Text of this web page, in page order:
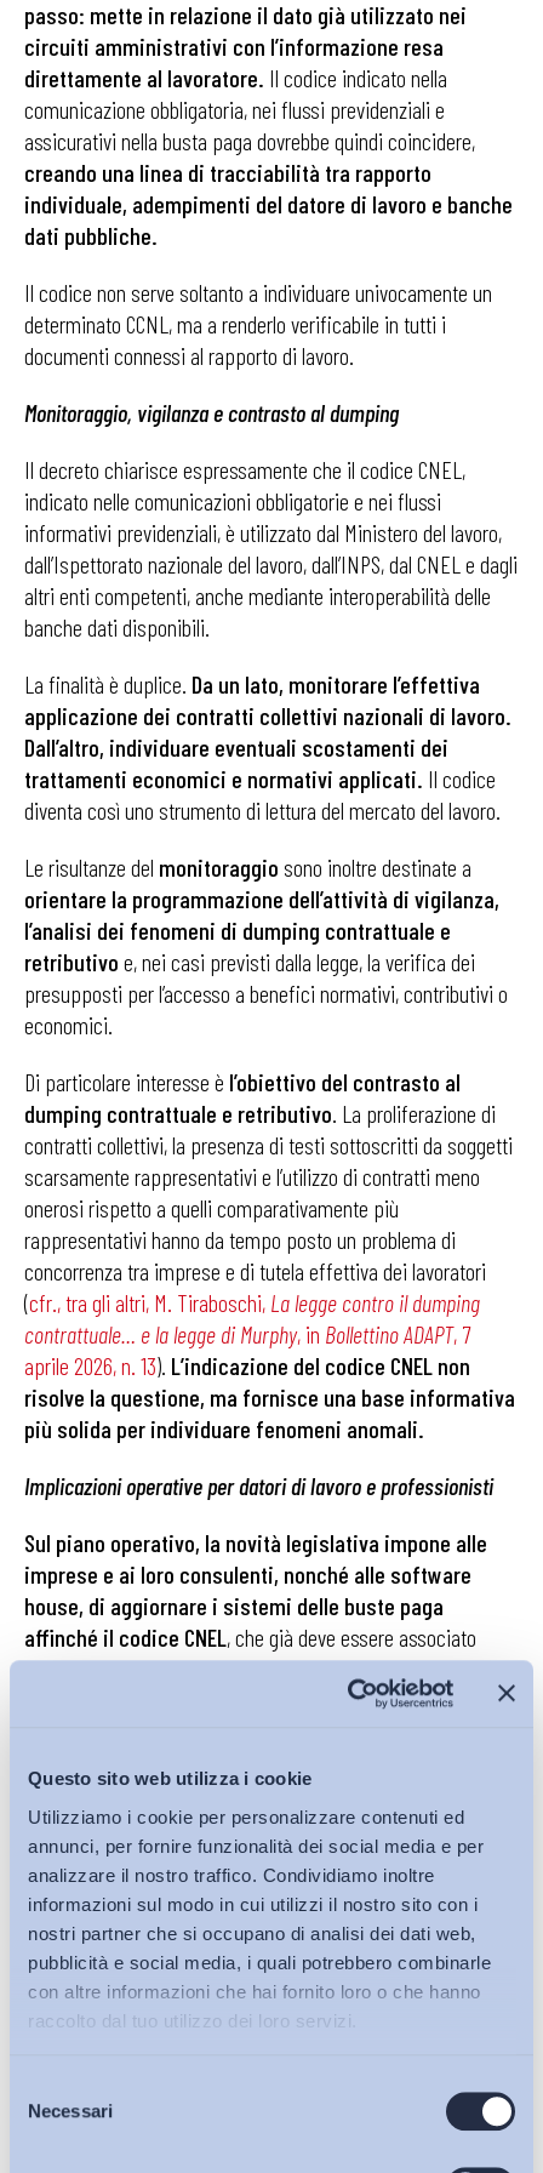
Questo sito web utilizza i cookie
Utilizziamo i cookie per personalizzare contenuti ed
annunci, per fornire funzionalità dei social media e per
analizzare il nostro traffico. Condividiamo inoltre
informazioni sul modo in cui utilizzi il nostro sito con i
nostri partner che si occupano di analisi dei dati web,
pubblicità e social media, i quali potrebbero combinarle
con altre informazioni che hai fornito loro o che hanno
raccolto dal tuo utilizzo dei loro servizi.
delNecessariBollettini ADAPT
passo: mette in relazione il dato già utilizzato nei
circuiti amministrativi con l’informazione resa
direttamente al lavoratore. Il codice indicato nella
comunicazione obbligatoria, nei flussi previdenziali e
assicurativi nella busta paga dovrebbe quindi coincidere,
creando una linea di tracciabilità tra rapporto
individuale, adempimenti del datore di lavoro e banche
dati pubbliche.
Il codice non serve soltanto a individuare univocamente un
determinato CCNL, ma a renderlo verificabile in tutti i
documenti connessi al rapporto di lavoro.
Monitoraggio, vigilanza e contrasto al dumping
Il decreto chiarisce espressamente che il codice CNEL,
indicato nelle comunicazioni obbligatorie e nei flussi
informativi previdenziali, è utilizzato dal Ministero del lavoro,
dall’Ispettorato nazionale del lavoro, dall’INPS, dal CNEL e dagli
altri enti competenti, anche mediante interoperabilità delle
banche dati disponibili.
La finalità è duplice. Da un lato, monitorare l’effettiva
applicazione dei contratti collettivi nazionali di lavoro.
Dall’altro, individuare eventuali scostamenti dei
trattamenti economici e normativi applicati. Il codice
diventa così uno strumento di lettura del mercato del lavoro.
Le risultanze del monitoraggio sono inoltre destinate a
orientare la programmazione dell’attività di vigilanza,
l’analisi dei fenomeni di dumping contrattuale e
retributivo e, nei casi previsti dalla legge, la verifica dei
presupposti per l’accesso a benefici normativi, contributivi o
economici.
Di particolare interesse è l’obiettivo del contrasto al
dumping contrattuale e retributivo. La proliferazione di
contratti collettivi, la presenza di testi sottoscritti da soggetti
scarsamente rappresentativi e l’utilizzo di contratti meno
onerosi rispetto a quelli comparativamente più
rappresentativi hanno da tempo posto un problema di
concorrenza tra imprese e di tutela effettiva dei lavoratori
(cfr., tra gli altri, M. Tiraboschi, La legge contro il dumping
contrattuale… e la legge di Murphy, in Bollettino ADAPT, 7
aprile 2026, n. 13). L’indicazione del codice CNEL non
risolve la questione, ma fornisce una base informativa
più solida per individuare fenomeni anomali.
Implicazioni operative per datori di lavoro e professionisti
Sul piano operativo, la novità legislativa impone alle
imprese e ai loro consulenti, nonché alle software
house, di aggiornare i sistemi delle buste paga
affinché il codice CNEL, che già deve essere associato
all’azienda nelle comunicazioni obbligatorie e nei flussi
compaia anche sulle buste paga dei
individuali di lavoro dei nuovi assunti.
Il primo profilo da presidiare è l’allineamento tra le
diverse sedi informative. Il CCNL indicato al lavoratore,
quello riportato nel cedolino, quello comunicato agli enti e
quello utilizzato nei flussi previdenziali devono essere
identificati mediante il medesimo codice. Eventuali
disallineamenti, anche se originati da errori gestionali o da
Sul piano sanzionatorio, la mancata o errata indicazione del
codice CNEL rileva secondo i regimi già previsti dagli atti